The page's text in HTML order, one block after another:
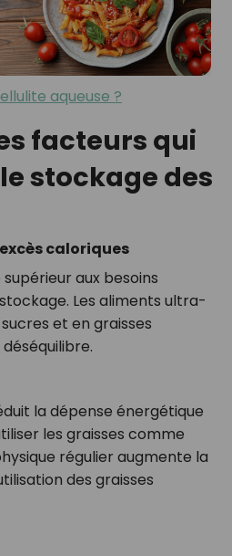
aqueuse ?
facteurs qui
stockage des
caloriques
aux besoins
Les aliments ultra-
et en graisses
la dépense énergétique
les graisses comme
régulier augmente la
des graisses